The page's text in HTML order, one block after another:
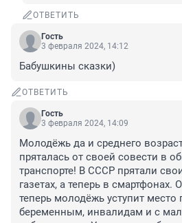
ОТВЕТИТЬ
Гость
3 февраля 2024, 14:12
Бабушкины сказки)
ОТВЕТИТЬ
Гость
3 февраля 2024, 14:09
Молодёжь да и среднего
пряталась от своей совести в
транспорте! В СССР прятали
газетах, а теперь в смартфонах.
теперь молодёжь уступит
беременным, инвалидам и с